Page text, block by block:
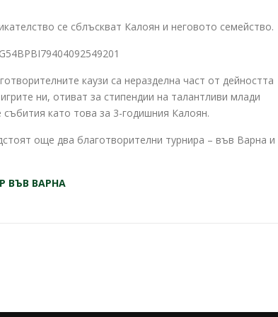
се сблъскват Калоян и неговото семейство.
каузи са неразделна част от дейността
ни, отиват за стипендии на талантливи млади
като това за 3-годишния Калоян.
още два благотворителни турнира – във Варна и
ВЪВ ВАРНА